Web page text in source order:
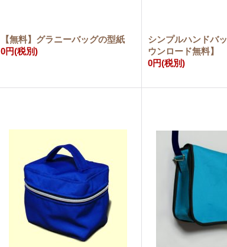
【無料】グラニーバッグの型紙
0円(税別)
シンプルハンドバ
ウンロード無料】
0円(税別)